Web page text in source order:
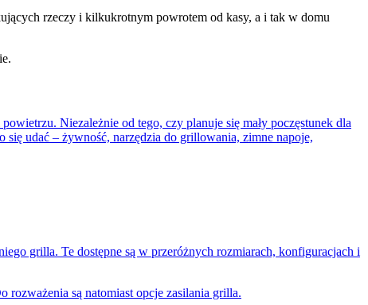
rzeczy i kilkukrotnym powrotem od kasy, a i tak w domu
Niezależnie od tego, czy planuje się mały poczęstunek dla
udać – żywność, narzędzia do grillowania, zimne napoje,
grilla. Te dostępne są w przeróżnych rozmiarach, konfiguracjach i
rozważenia są natomiast opcje zasilania grilla.